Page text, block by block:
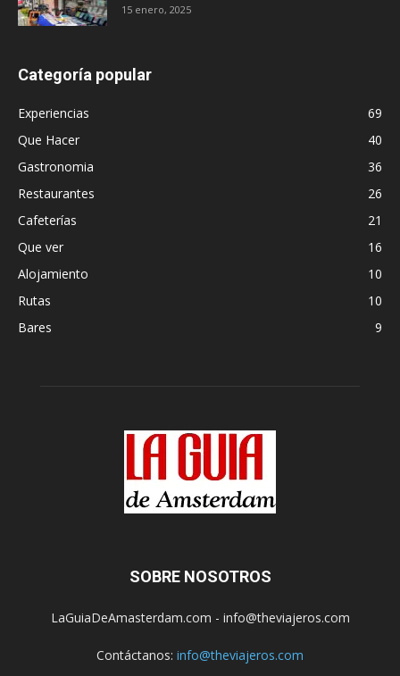
15 enero, 2025
Categoría popular
Experiencias
69
Que Hacer
40
Gastronomia
36
Restaurantes
26
Cafeterías
21
Que ver
16
Alojamiento
10
Rutas
10
Bares
9
SOBRE NOSOTROS
LaGuiaDeAmasterdam.com - info@theviajeros.com
Contáctanos: info@theviajeros.com